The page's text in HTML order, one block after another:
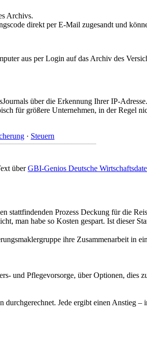
Archivs.
direkt per E-Mail zugesandt und
aus per Login auf das Archiv des
über die Erkennung Ihrer IP-
für größere Unternehmen, in der Regel
· Steuern
überGBI-Genios Deutsche
stattfindenden Prozess Deckung für die
man habe so Kosten gespart. Ist dieser
ihre Zusammenarbeit in
und Pflegevorsorge, über Optionen, dies
Jede ergibt einen Anstieg